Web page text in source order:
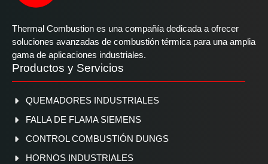
Thermal Combustion es una compañía dedicada a ofrecer
soluciones avanzadas de combustión térmica para una amplia
gama de aplicaciones industriales.
Productos y Servicios
QUEMADORES INDUSTRIALES
FALLA DE FLAMA SIEMENS
CONTROL COMBUSTIÓN DUNGS
HORNOS INDUSTRIALES